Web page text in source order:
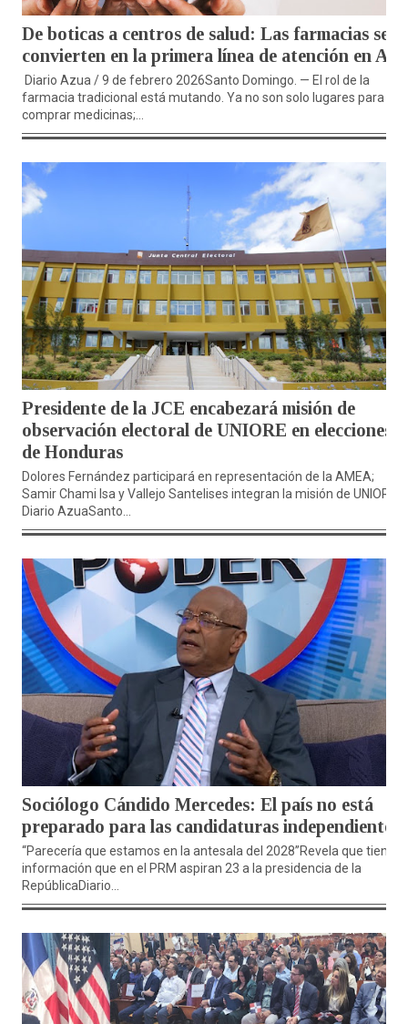
De boticas a centros de salud: Las farmacias se
convierten en la primera línea de atención en AL
Diario Azua / 9 de febrero 2026Santo Domingo. — El rol de la
farmacia tradicional está mutando. Ya no son solo lugares para
comprar medicinas;...
Presidente de la JCE encabezará misión de
observación electoral de UNIORE en elecciones
de Honduras
Dolores Fernández participará en representación de la AMEA;
Samir Chami Isa y Vallejo Santelises integran la misión de UNIORE
Diario AzuaSanto...
Sociólogo Cándido Mercedes: El país no está
preparado para las candidaturas independientes
“Parecería que estamos en la antesala del 2028”Revela que tiene
información que en el PRM aspiran 23 a la presidencia de la
RepúblicaDiario...